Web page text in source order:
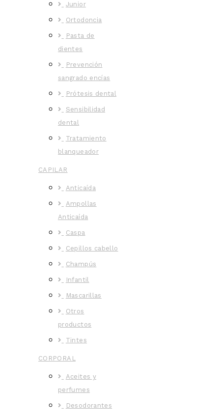
Junior
Ortodoncia
Pasta de
dientes
Prevención
sangrado encías
Prótesis dental
Sensibilidad
dental
Tratamiento
blanqueador
CAPILAR
Anticaída
Ampollas
Anticaída
Caspa
Cepillos cabello
Champús
Infantil
Mascarillas
Otros
productos
Tintes
CORPORAL
Aceites y
perfumes
Desodorantes